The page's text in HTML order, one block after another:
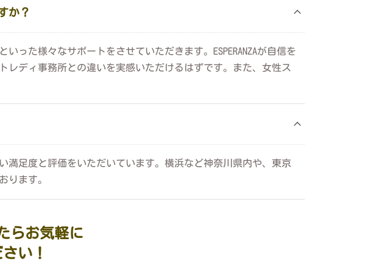
か？
った様々なサポートをさせていただきます。ESPERANZAが自信を
レディ事務所との違いを実感いただけるはずです。また、女性ス
足度と評価をいただいています。横浜など神奈川県内や、東京
ります。
らお気軽に
い！